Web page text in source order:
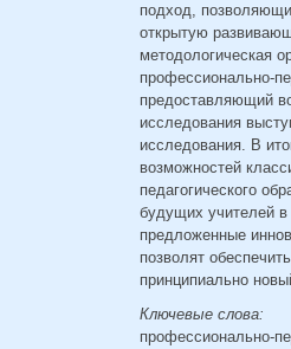
подход,
открытую
методологическая
профессионально-
предоставляющий
исследования
исследования. В
возможностей
педагогического
будущих учителей в
предложенные
позволят
принципиально
Ключевые слова:
профессионально-